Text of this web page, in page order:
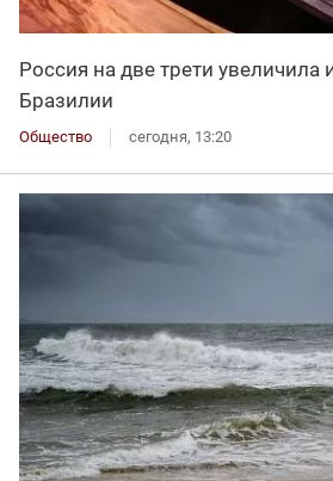
Россия на две трети увеличила
Бразилии
Общество сегодня, 13:20